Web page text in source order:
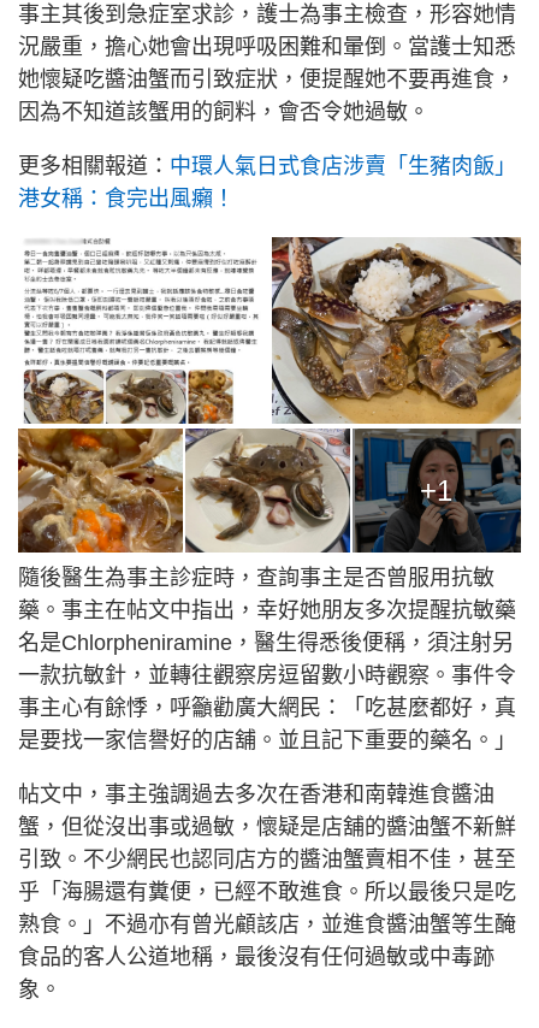
事主其後到急症室求診，護士為事主檢查，形容她情
況嚴重，擔心她會出現呼吸困難和暈倒。當護士知悉
她懷疑吃醬油蟹而引致症狀，便提醒她不要再進食，
因為不知道該蟹用的飼料，會否令她過敏。
更多相關報道： 中環人氣日式食店涉賣「生豬肉飯」
港女稱：食完出風癩！
+1
隨後醫生為事主診症時，查詢事主是否曾服用抗敏
藥。事主在帖文中指出，幸好她朋友多次提醒抗敏藥
名是Chlorpheniramine，醫生得悉後便稱，須注射另
一款抗敏針，並轉往觀察房逗留數小時觀察。事件令
事主心有餘悸，呼籲勸廣大網民：「吃甚麼都好，真
是要找一家信譽好的店舖。並且記下重要的藥名。」
帖文中，事主強調過去多次在香港和南韓進食醬油
蟹，但從沒出事或過敏，懷疑是店舖的醬油蟹不新鮮
引致。不少網民也認同店方的醬油蟹賣相不佳，甚至
乎「海腸還有糞便，已經不敢進食。所以最後只是吃
熟食。」不過亦有曾光顧該店，並進食醬油蟹等生醃
食品的客人公道地稱，最後沒有任何過敏或中毒跡
象。